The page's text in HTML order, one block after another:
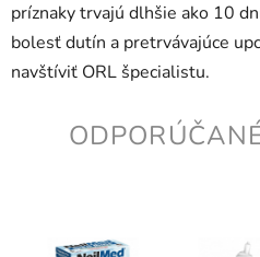
príznaky trvajú dlhšie ako 10
bolesť dutín a pretrvávajúce
navštíviť ORL špecialistu.